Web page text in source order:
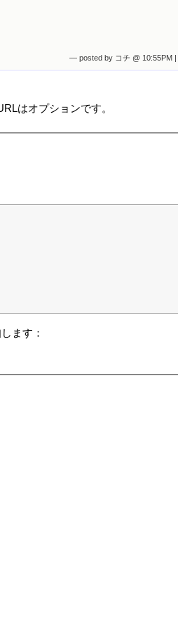
— posted by コチ @ 10:55PM |
はオプションです。
ます：